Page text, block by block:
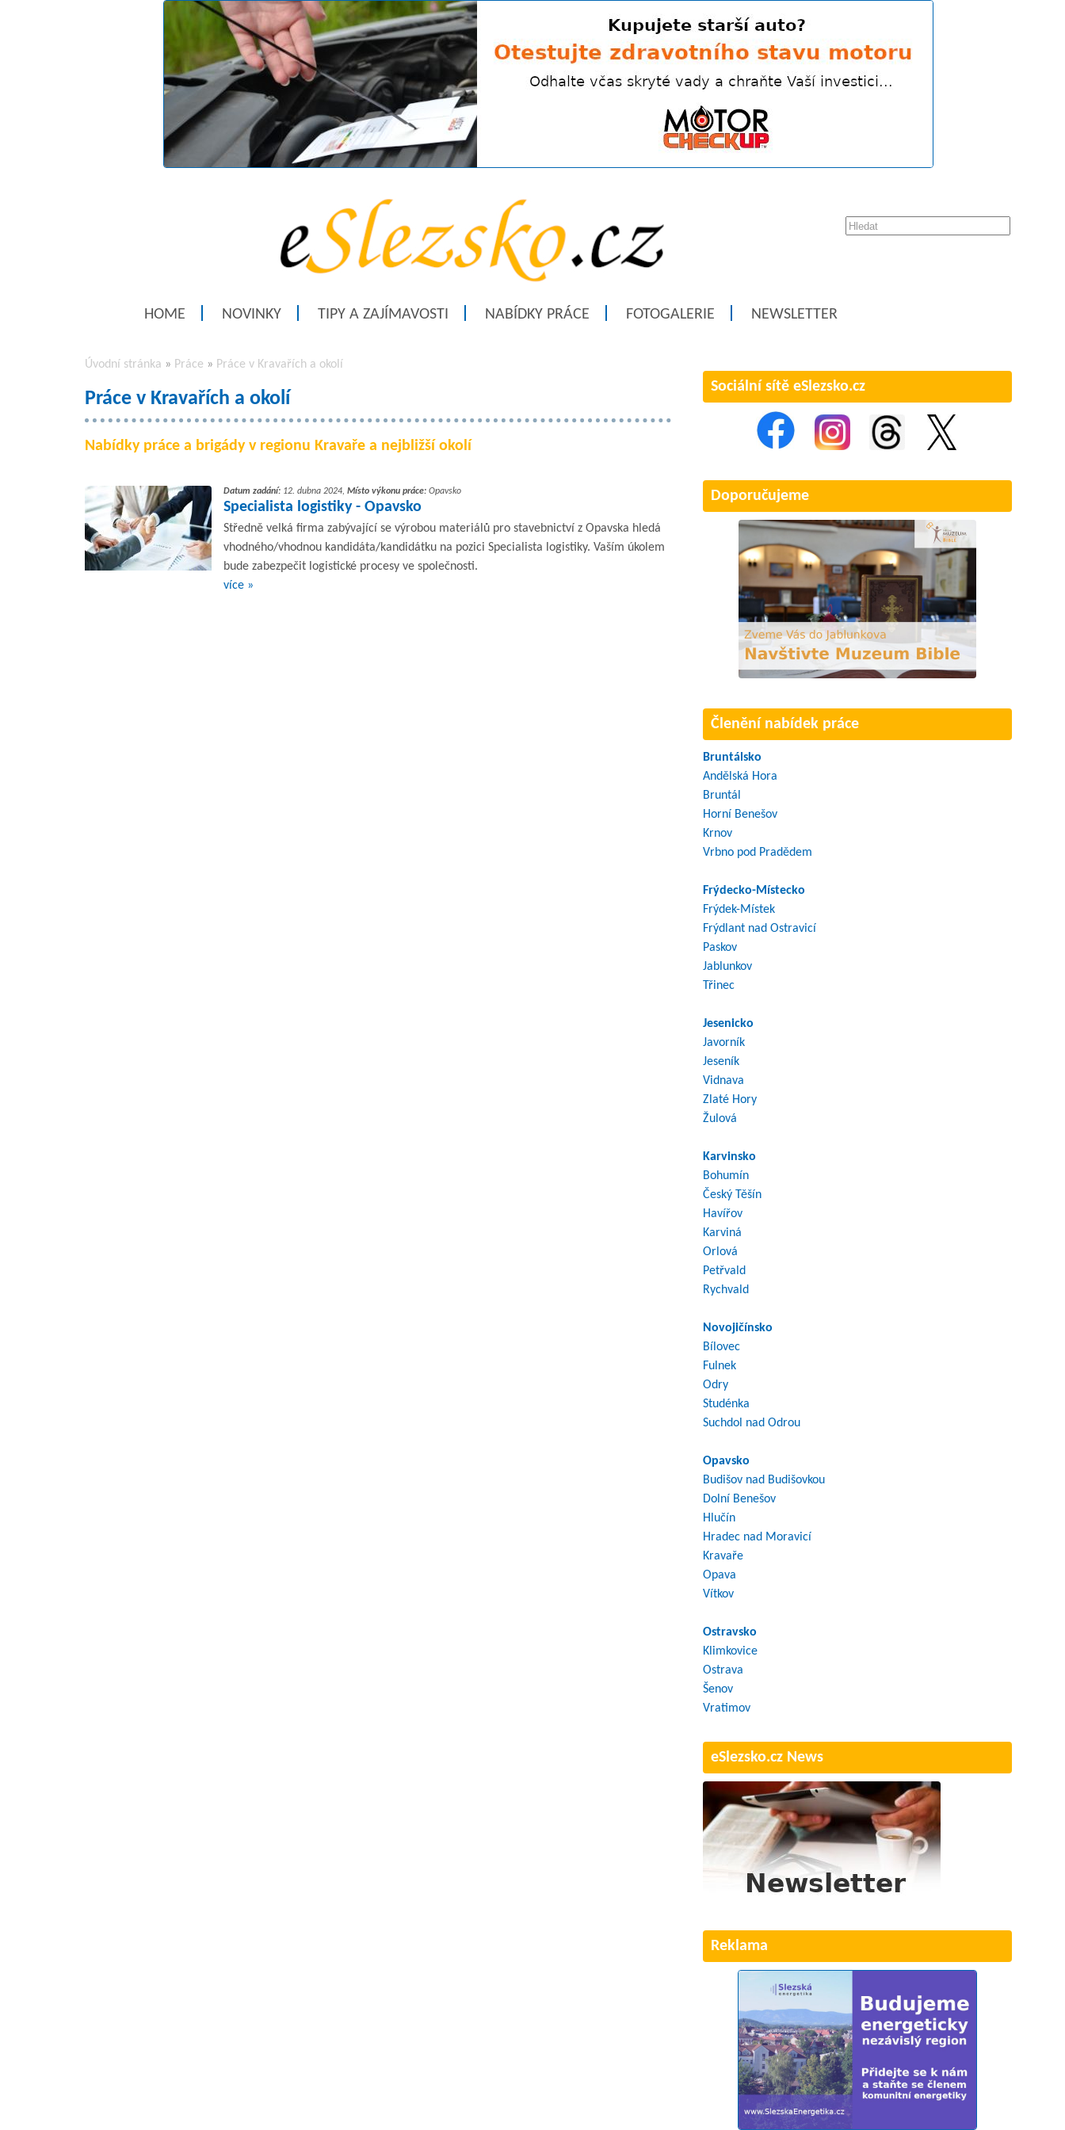
HOME NOVINKY TIPY A ZAJÍMAVOSTI NABÍDKY PRÁCE FOTOGALERIE NEWSLETTER
Úvodní stránka » Práce » Práce v Kravařích a okolí
Práce v Kravařích a okolí
Nabídky práce a brigády v regionu Kravaře a nejbližší okolí
Datum zadání: 12. dubna 2024, Místo výkonu práce: Opavsko
Specialista logistiky - Opavsko
Středně velká firma zabývající se výrobou materiálů pro stavebnictví z Opavska hledá
vhodného/vhodnou kandidáta/kandidátku na pozici Specialista logistiky. Vaším úkolem
bude zabezpečit logistické procesy ve společnosti.
více »
Sociální sítě eSlezsko.cz
Doporučujeme
Členění nabídek práce
Bruntálsko
Andělská Hora
Bruntál
Horní Benešov
Krnov
Vrbno pod Pradědem
Frýdecko-Místecko
Frýdek-Místek
Frýdlant nad Ostravicí
Paskov
Jablunkov
Třinec
Jesenicko
Javorník
Jeseník
Vidnava
Zlaté Hory
Žulová
Karvinsko
Bohumín
Český Těšín
Havířov
Karviná
Orlová
Petřvald
Rychvald
Novojičínsko
Bílovec
Fulnek
Odry
Studénka
Suchdol nad Odrou
Opavsko
Budišov nad Budišovkou
Dolní Benešov
Hlučín
Hradec nad Moravicí
Kravaře
Opava
Vítkov
Ostravsko
Klimkovice
Ostrava
Šenov
Vratimov
eSlezsko.cz News
Reklama